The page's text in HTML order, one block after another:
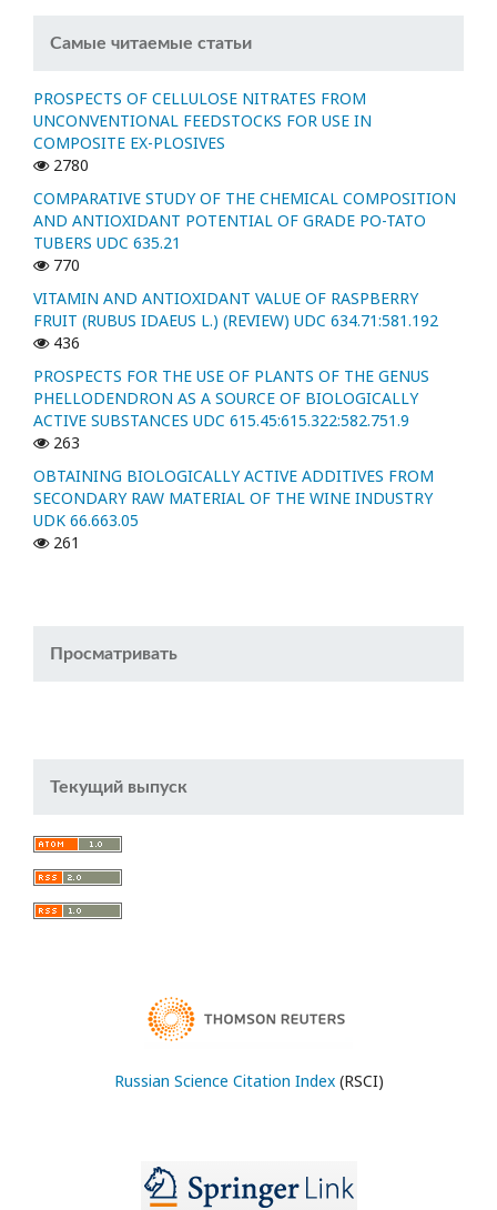
Самые читаемые статьи
PROSPECTS OF CELLULOSE NITRATES FROM
UNCONVENTIONAL FEEDSTOCKS FOR USE IN
COMPOSITE EX-PLOSIVES
2780
COMPARATIVE STUDY OF THE CHEMICAL COMPOSITION
AND ANTIOXIDANT POTENTIAL OF GRADE PO-TATO
TUBERS UDC 635.21
770
VITAMIN AND ANTIOXIDANT VALUE OF RASPBERRY
FRUIT (RUBUS IDAEUS L.) (REVIEW) UDC 634.71:581.192
436
PROSPECTS FOR THE USE OF PLANTS OF THE GENUS
PHELLODENDRON AS A SOURCE OF BIOLOGICALLY
ACTIVE SUBSTANCES UDC 615.45:615.322:582.751.9
263
OBTAINING BIOLOGICALLY ACTIVE ADDITIVES FROM
SECONDARY RAW MATERIAL OF THE WINE INDUSTRY
UDK 66.663.05
261
Просматривать
Текущий выпуск
Russian Science Citation Index(RSCI)